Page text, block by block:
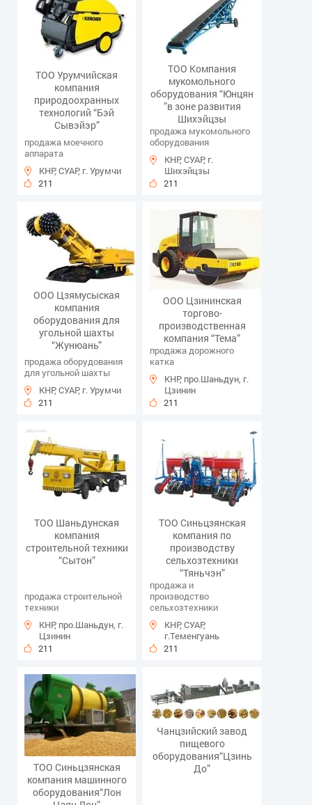
ТОО Урумчийская
компания
природоохранных
технологий “Бэй
Сывэйэр”
продажа моечного
аппарата
КНР, СУАР, г. Урумчи
211
ТОО Компания
мукомольного
оборудования “Юнцян
”в зоне развития
Шихэйцзы
продажа мукомольного
оборудования
КНР, СУАР, г.
Шихэйцзы
211
ООО Цзямусыская
компания
оборудования для
угольной шахты
“Жунюань”
продажа оборудования
для угольной шахты
КНР, СУАР, г. Урумчи
211
ООО Цзининская
торгово-
производственная
компания “Тема”
продажа дорожного
катка
КНР, про.Шаньдун, г.
Цзинин
211
ТОО Шаньдунская
компания
строительной техники
“Сытон”
продажа строительной
техники
КНР, про.Шаньдун, г.
Цзинин
211
ТОО Синьцзянская
компания по
производству
сельхозтехники
“Тяньчэн”
продажа и
производство
сельхозтехники
КНР, СУАР,
г.Теменгуань
211
ТОО Синьцзянская
компания машинного
оборудования“Лон
Чанцзийский завод
пищевого
оборудования“Цзинь
До”